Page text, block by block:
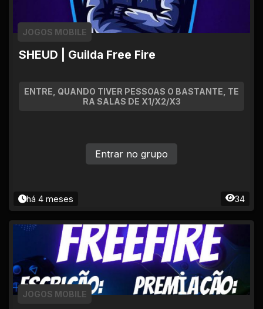
SHEUD | Guilda Free Fire
JOGOS MOBILE
ENTRE, QUANDO TIVER PESSOAS O BASTANTE, TE
RA SALAS DE X1/X2/X3
há 4 meses 34
Entrar no grupo
JOGOS MOBILE